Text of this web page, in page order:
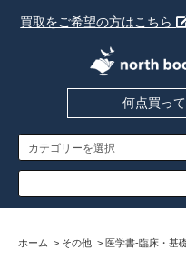
買取をご希望の方はこちら
何点買っ
ホーム > その他 > 医学書-臨床・基